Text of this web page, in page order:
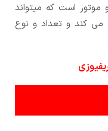
است که میتواند
می کند و تعداد و نوع